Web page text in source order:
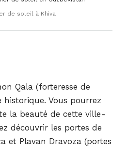
de soleil à Khiva
Qala (forteresse de
Vous pourrez
la beauté de cette ville-
découvrir les portes de
et Plavan Dravoza (portes